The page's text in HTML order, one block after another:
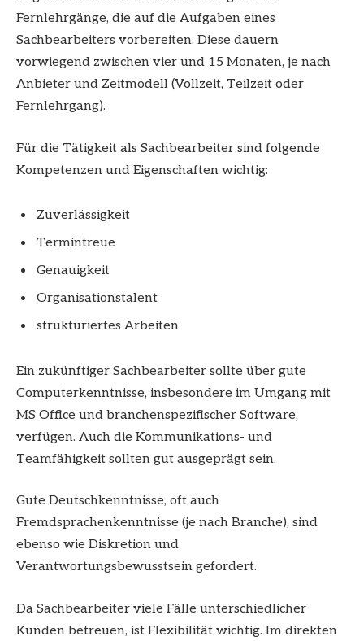
Fernlehrgänge, die auf die Aufgaben eines
Sachbearbeiters vorbereiten. Diese dauern
vorwiegend zwischen vier und 15 Monaten, je nach
Anbieter und Zeitmodell (Vollzeit, Teilzeit oder
Fernlehrgang).
Für die Tätigkeit als Sachbearbeiter sind folgende
Kompetenzen und Eigenschaften wichtig:
Zuverlässigkeit
Termintreue
Genauigkeit
Organisationstalent
strukturiertes Arbeiten
Ein zukünftiger Sachbearbeiter sollte über gute
Computerkenntnisse, insbesondere im Umgang mit
MS Office und branchenspezifischer Software,
verfügen. Auch die Kommunikations- und
Teamfähigkeit sollten gut ausgeprägt sein.
Gute Deutschkenntnisse, oft auch
Fremdsprachenkenntnisse (je nach Branche), sind
ebenso wie Diskretion und
Verantwortungsbewusstsein gefordert.
Da Sachbearbeiter viele Fälle unterschiedlicher
Kunden betreuen, ist Flexibilität wichtig. Im direkten